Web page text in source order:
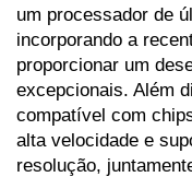
um processador de
incorporando a
proporcionar um
excepcionais. Além
compatível com
alta velocidade e
resolução,